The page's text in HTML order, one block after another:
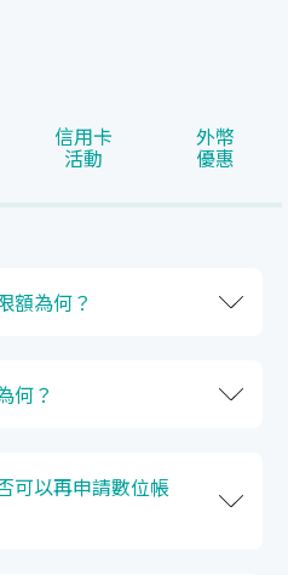
信用卡
活動
外幣
優惠
額為何？
何？
可以再申請數位帳